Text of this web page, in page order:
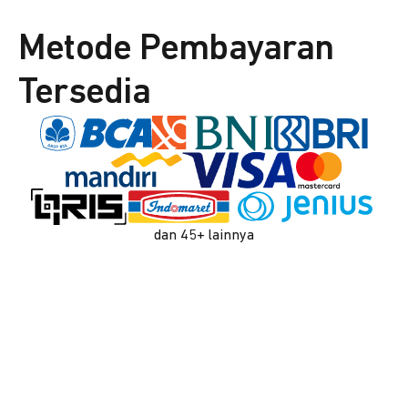
Metode Pembayaran
Tersedia
dan 45+ lainnya